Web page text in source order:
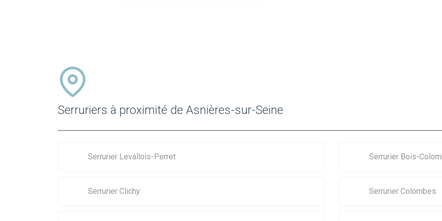
Serruriers à proximité de Asnières-sur-Seine
Serrurier Levallois-Perret Serrurier Bois-
Serrurier Clichy Serrurier Colombes